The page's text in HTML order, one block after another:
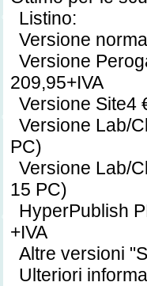
Listino:
Versione
Versione
209,95+IVA
Versione Site4
Versione Lab/
PC)
Versione Lab/
15 PC)
HyperPublish
+IVA
Altre versioni
Ulteriori